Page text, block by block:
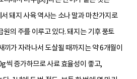
돼지 사육 역사는 소나 말과 마찬가지로
의 주를 이루고 있다. 돼지는 기후 풍토
끼가 자라나서 도살될 때까지는 약 6개월이
씩 증가하므로 사료 효율성이 좋고,